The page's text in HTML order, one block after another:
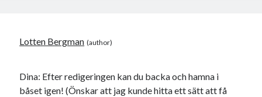
Lotten Bergman
Dina: Efter redigeringen kan du backa och hamna i
båset igen! (Önskar att jag kunde hitta ett sätt att få